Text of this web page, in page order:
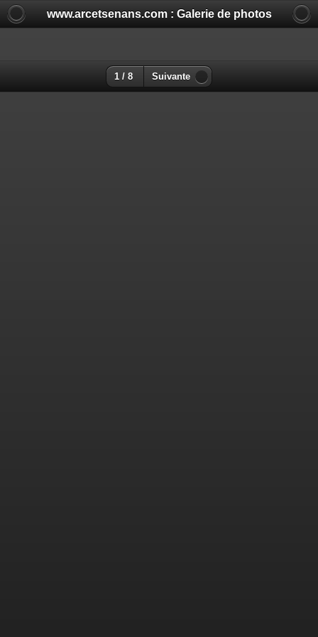
www.arcetsenans.com : Galerie de photos
1 / 8 Suivante